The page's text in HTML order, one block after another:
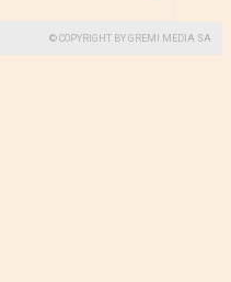
© COPYRIGHT BY GREMI MEDIA SA